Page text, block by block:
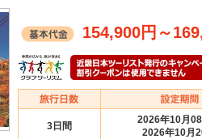
154,900円 ～
3日間
2026年10月
2026年10月